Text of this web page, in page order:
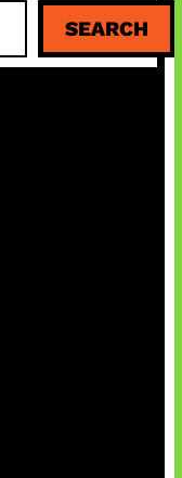
SEARCH